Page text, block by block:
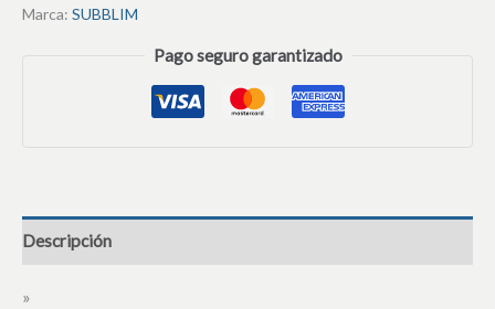
Marca: SUBBLIM
Pago seguro garantizado
Descripción
»